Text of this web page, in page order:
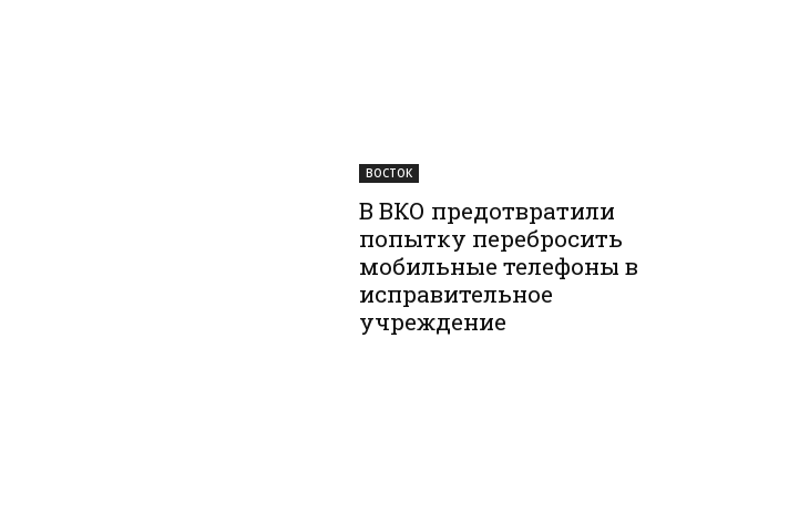
ВОСТОК
В ВКО предотвратили
попытку перебросить
мобильные телефоны в
исправительное
учреждение